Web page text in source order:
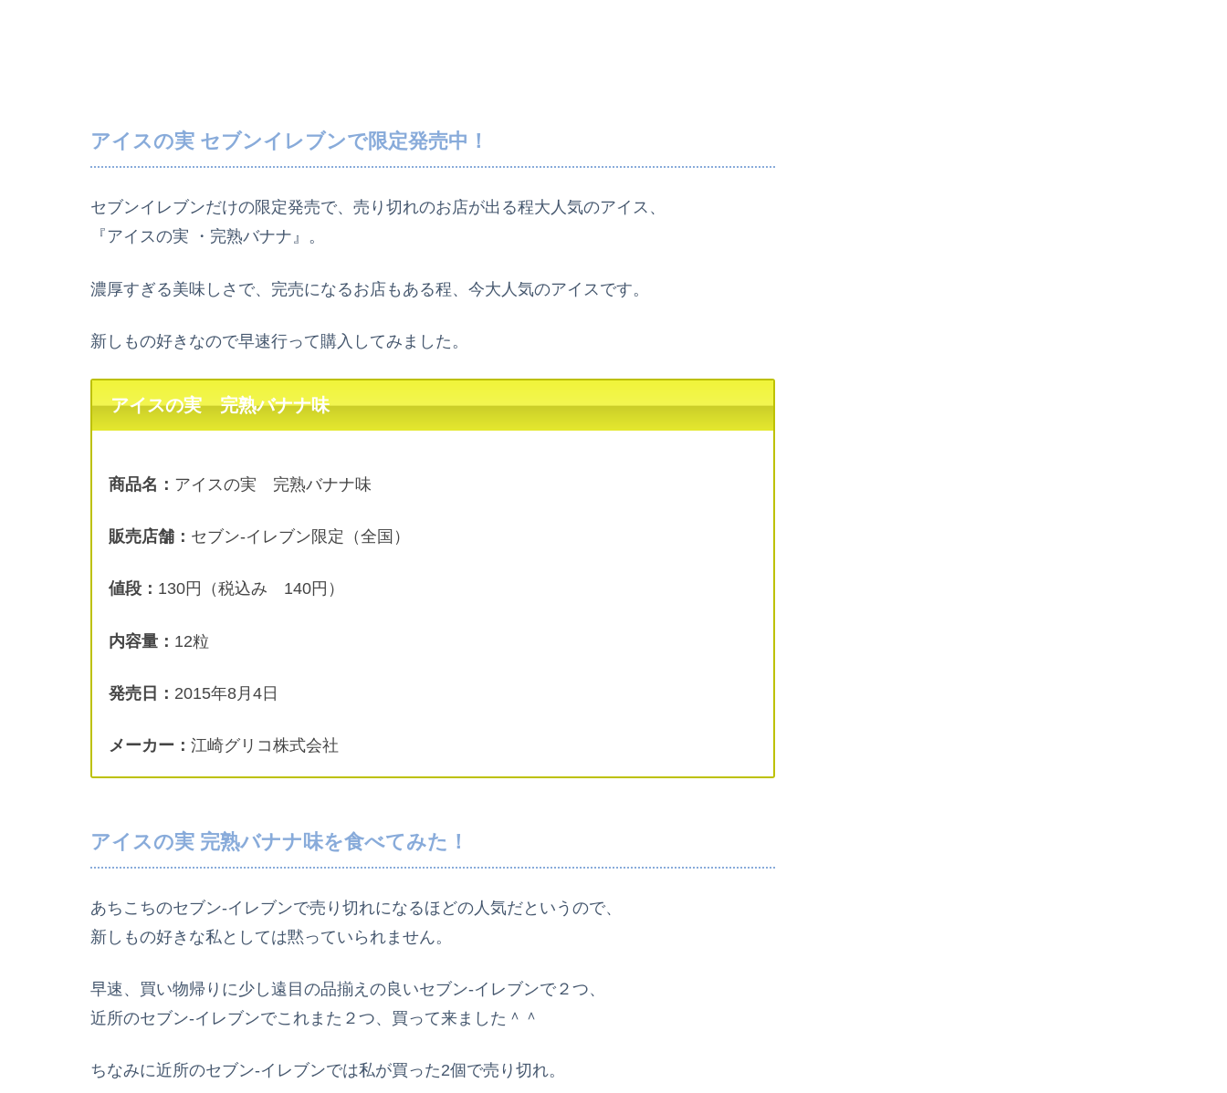
アイスの実 セブンイレブンで限定発売中！
セブンイレブンだけの限定発売で、売り切れのお店が出る程大人気のアイス、
『アイスの実 ・完熟バナナ』。
濃厚すぎる美味しさで、完売になるお店もある程、今大人気のアイスです。
新しもの好きなので早速行って購入してみました。
アイスの実 完熟バナナ味
商品名： アイスの実 完熟バナナ味
販売店舗： セブン-イレブン限定（全国）
値段： 130円（税込み 140円）
内容量： 12粒
発売日： 2015年8月4日
メーカー： 江崎グリコ株式会社
アイスの実 完熟バナナ味を食べてみた！
あちこちのセブン-イレブンで売り切れになるほどの人気だというので、
新しもの好きな私としては黙っていられません。
早速、買い物帰りに少し遠目の品揃えの良いセブン-イレブンで２つ、
近所のセブン-イレブンでこれまた２つ、買って来ました＾＾
ちなみに近所のセブン-イレブンでは私が買った2個で売り切れ。